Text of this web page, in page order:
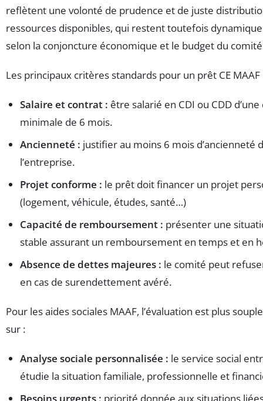
reflètent une volonté de prudence et de juste
ressources disponibles, qui restent toutefois
selon la conjoncture économique et le budget du
Les principaux critères standards pour un prêt CE
Salaire et contrat : être salarié en CDI ou CDD
minimale de 6 mois.
Ancienneté : justifier au moins 6 mois d’ancienneté
l’entreprise.
Projet conforme : le prêt doit financer un projet
(logement, véhicule, études, santé…)
Capacité de remboursement : présenter une
stable assurant un remboursement en temps et en
Absence de dettes majeures : le comité peut
en cas de surendettement avéré.
Pour les aides sociales MAAF, l’évaluation est plus
sur :
Analyse sociale personnalisée : le service social
étudie la situation familiale, professionnelle et
Besoins urgents : priorité donnée aux situations